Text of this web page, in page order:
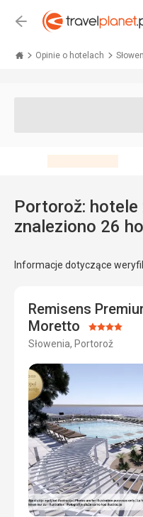
Wstecz
Opinie o hotelach
Portorož: hotele z opiniami,
znaleziono 26
Informacje dotyczące
Remisens
Moretto Ocena:
4/5
Słowenia, Portorož